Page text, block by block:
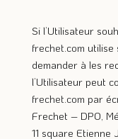
Si l’Utilisateur
frechet.com utilise
demander à les
l’Utilisateur peut
frechet.com par
Frechet – DPO,
11 square Etienne